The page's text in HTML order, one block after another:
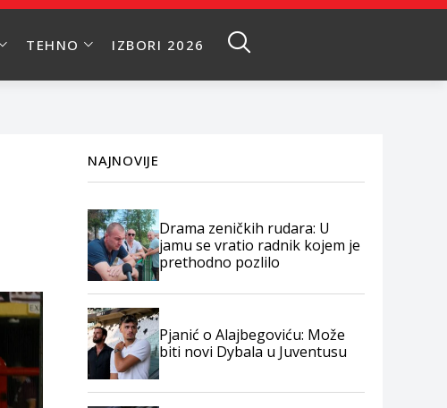
TEHNO IZBORI 2026
NAJNOVIJE
Drama zeničkih rudara: U
jamu se vratio radnik kojem je
prethodno pozlilo
Pjanić o Alajbegoviću: Može
biti novi Dybala u Juventusu